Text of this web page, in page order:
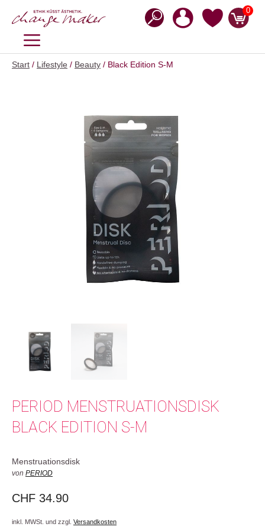
Inhalt
0
MENÜ
Start / Lifestyle / Beauty / Black Edition S-M
PERIOD MENSTRUATIONSDISK
BLACK EDITION S-M
Menstruationsdisk
von PERIOD
CHF 34.90
inkl. MWSt. und zzgl. Versandkosten